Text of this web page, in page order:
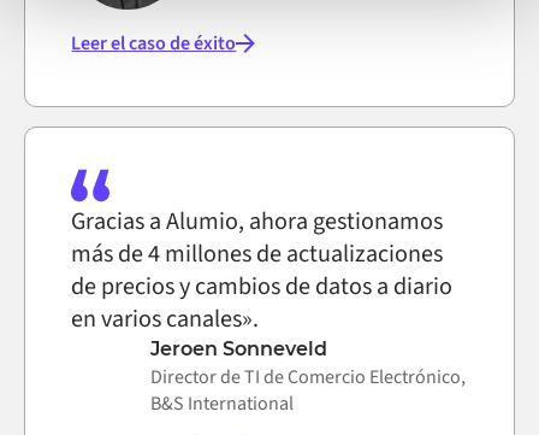
Leer el caso de éxito
Gracias a Alumio, ahora gestionamos
más de 4 millones de actualizaciones
de precios y cambios de datos a diario
en varios canales».
Jeroen Sonneveld
Director de TI de Comercio Electrónico,
B&S International